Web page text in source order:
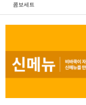
콤보세트